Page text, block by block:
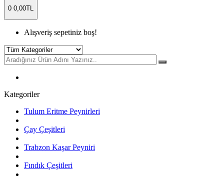
0 0,00TL
Alışveriş sepetiniz boş!
Kategoriler
Tulum Eritme Peynirleri
Çay Çeşitleri
Trabzon Kaşar Peyniri
Fındık Çeşitleri